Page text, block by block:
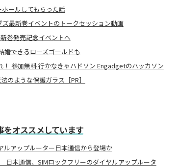
ールしてもらった話
最新巻イベントのトークセッション動画
巻発売記念イベントへ
婚できるローズゴールドも
！ 参加無料 行かなきゃハドソン Engadgetのハッカソン
のような保護ガラス［PR］
オススメしています
ルアップルーター日本通信から登場か
本通信、SIMロックフリーのダイヤルアップルータ